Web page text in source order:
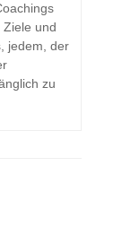
und
jedem, der
zu